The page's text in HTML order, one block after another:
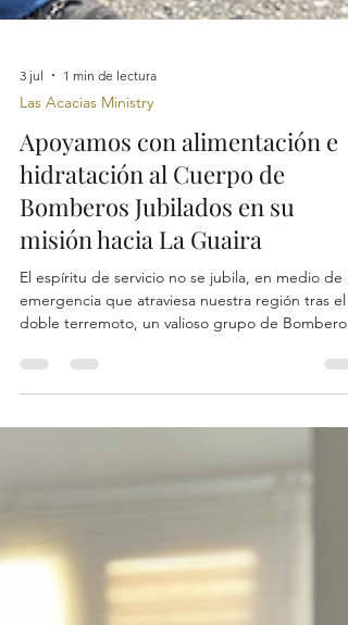
3 jul 1 min de lectura
Las Acacias Ministry
Apoyamos con alimentación e
hidratación al Cuerpo de
Bomberos Jubilados en su
Jubilados ha decidido dar un paso al frente de
estado La Guaira a apoyar en las labores de
rescate, socorro y evaluación de daños.
Reconociendo su invaluable entrega y la